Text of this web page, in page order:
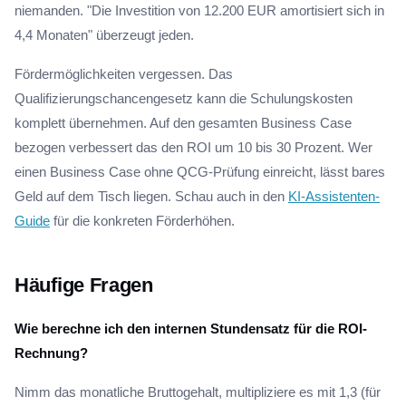
niemanden. "Die Investition von 12.200 EUR amortisiert sich in
4,4 Monaten" überzeugt jeden.
Fördermöglichkeiten vergessen. Das
Qualifizierungschancengesetz kann die Schulungskosten
komplett übernehmen. Auf den gesamten Business Case
bezogen verbessert das den ROI um 10 bis 30 Prozent. Wer
einen Business Case ohne QCG-Prüfung einreicht, lässt bares
Geld auf dem Tisch liegen. Schau auch in den KI-Assistenten-
Guide für die konkreten Förderhöhen.
Häufige Fragen
Wie berechne ich den internen Stundensatz für die ROI-
Rechnung?
Nimm das monatliche Bruttogehalt, multipliziere es mit 1,3 (für